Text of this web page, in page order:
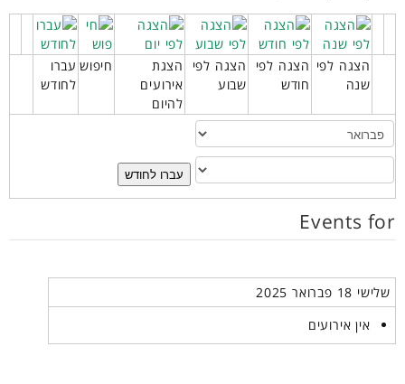
הצגה לפי
שנה
הצגה לפי
חודש
הצגה לפי
שבוע
הצגת
אירועים
להיום
חיפוש עברו
לחודש
עברו לחודש
Events for
שלישי 18 פברואר 2025
אין אירועים